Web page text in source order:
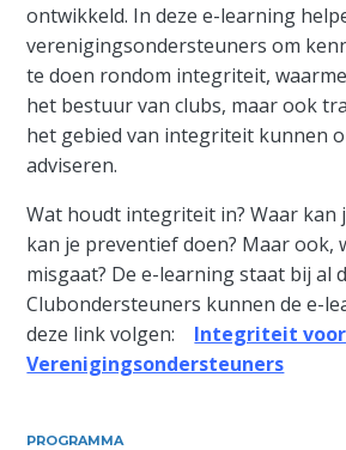
ontwikkeld. In deze e-learning
verenigingsondersteuners om
te doen rondom integriteit,
het bestuur van clubs, maar ook
het gebied van integriteit kunnen
adviseren.
Wat houdt integriteit in? Waar kan
kan je preventief doen? Maar ook,
misgaat? De e-learning staat bij al
Clubondersteuners kunnen de e-
deze link volgen:
Integriteit voor
Verenigingsondersteuners
PROGRAMMA